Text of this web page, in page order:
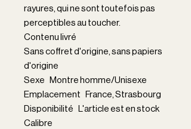
rayures, qui ne sont toutefois pas
perceptibles au toucher.
Contenu livré
Sans coffret d'origine, sans papiers
d'origine
Sexe Montre homme/Unisexe
Emplacement France, Strasbourg
Disponibilité L'article est en stock
Calibre